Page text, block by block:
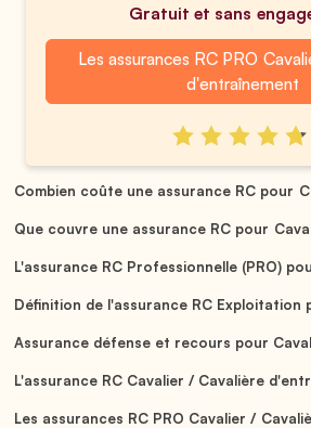
Gratuit et sans
Les assurances RC PRO
d'entraînement
Combien coûte une assurance RC pour
Que couvre une assurance RC pour
L'assurance RC Professionnelle (PRO)
Définition de l'assurance RC Exploitation
Assurance défense et recours pour
L'assurance RC Cavalier / Cavalière
Les assurances RC PRO Cavalier /